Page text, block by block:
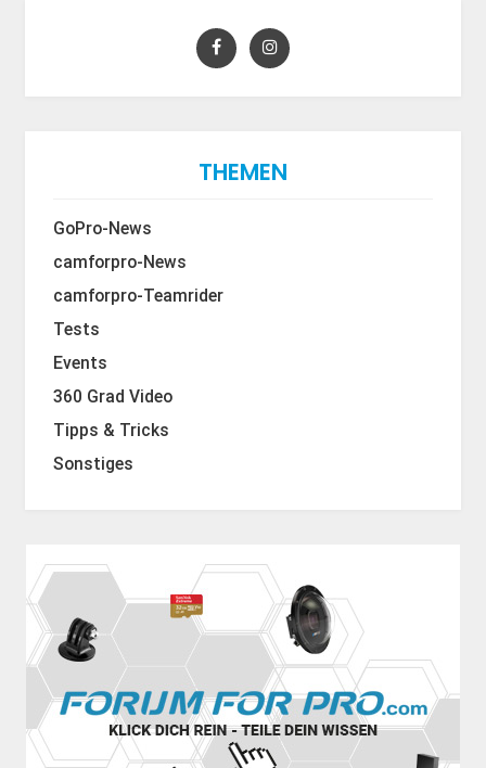
THEMEN
GoPro-News
camforpro-News
camforpro-Teamrider
Tests
Events
360 Grad Video
Tipps & Tricks
Sonstiges